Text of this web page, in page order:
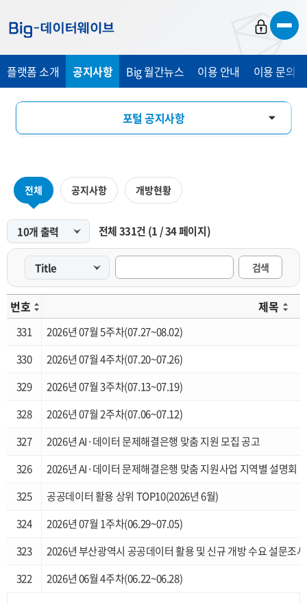
가
기
가
기
가
기
플랫폼 소개 공지사항 Big 월간뉴스 이용 안내 이용 문의
포털 공지사항
전체 공지사항 개방현황
전체331건 (1 /34페이지)
검색
번호 제목
331
2026년 07월 5주차(07.27~08.02)
330
2026년 07월 4주차(07.20~07.26)
329
2026년 07월 3주차(07.13~07.19)
328
2026년 07월 2주차(07.06~07.12)
327
2026년 AI·데이터 문제해결은행 맞춤 지원 모집 공고
326
2026년 AI·데이터 문제해결은행 맞춤 지원사업 지역별 설명회
325
공공데이터 활용 상위 TOP10(2026년 6월)
324
2026년 07월 1주차(06.29~07.05)
323
2026년 부산광역시 공공데이터 활용 및 신규 개방 수요 설문조사
322
2026년 06월 4주차(06.22~06.28)